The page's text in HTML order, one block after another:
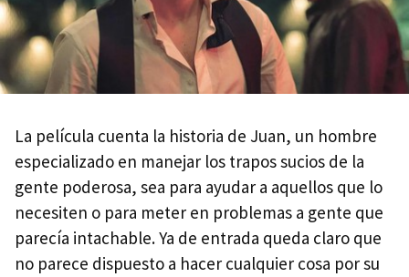
La película cuenta la historia de Juan, un hombre
especializado en manejar los trapos sucios de la
gente poderosa, sea para ayudar a aquellos que lo
necesiten o para meter en problemas a gente que
parecía intachable. Ya de entrada queda claro que
no parece dispuesto a hacer cualquier cosa por su